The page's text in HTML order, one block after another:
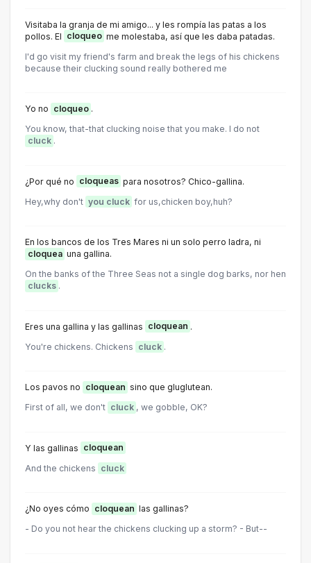
Visitaba la granja de mi amigo... y les rompía las patas a los
pollos. El cloqueo me molestaba, así que les daba patadas.
I'd go visit my friend's farm and break the legs of his chickens
because their clucking sound really bothered me
Yo no cloqueo .
You know, that-that clucking noise that you make. I do not
cluck .
¿Por qué no cloqueas para nosotros? Chico-gallina.
Hey,why don't you cluck for us,chicken boy,huh?
En los bancos de los Tres Mares ni un solo perro ladra, ni
cloquea una gallina.
On the banks of the Three Seas not a single dog barks, nor hen
clucks .
Eres una gallina y las gallinas cloquean .
You're chickens. Chickens cluck .
Los pavos no cloquean sino que gluglutean.
First of all, we don't cluck , we gobble, OK?
Y las gallinas cloquean
And the chickens cluck
¿No oyes cómo cloquean las gallinas?
- Do you not hear the chickens clucking up a storm? - But--